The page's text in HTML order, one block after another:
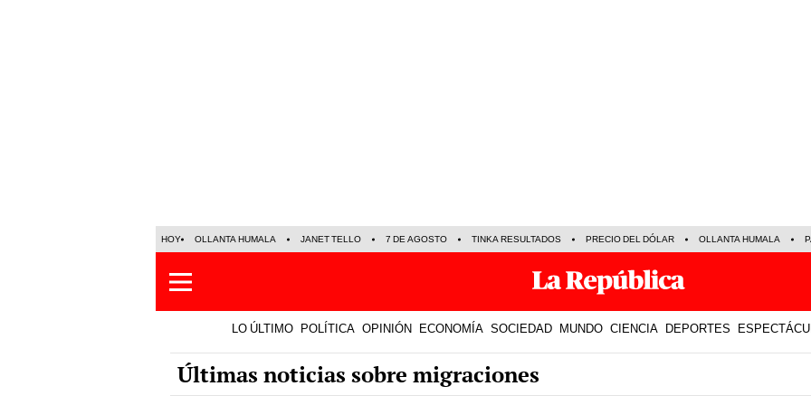
HOY OLLANTA HUMALA JANET TELLO 7 DE AGOSTO TINKA RESULTADOS PRECIO DEL DÓLAR OLLANTA HUMALA
LO ÚLTIMO POLÍTICA OPINIÓN ECONOMÍA SOCIEDAD MUNDO CIENCIA DEPORTES
Últimas noticias sobre migraciones